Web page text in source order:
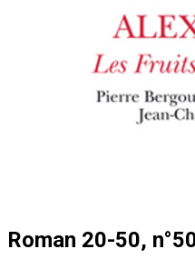
Roman 20-50,